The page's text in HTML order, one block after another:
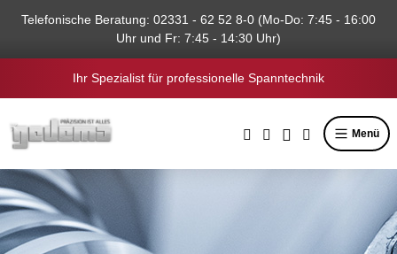
springen
Telefonische Beratung: 02331 - 62 52 8-0 (Mo-Do: 7:45 - 16:00
Uhr und Fr: 7:45 - 14:30 Uhr)
Ihr Spezialist für professionelle Spanntechnik
Menü